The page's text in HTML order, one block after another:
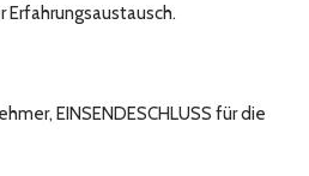
EINSENDESCHLUSS für die